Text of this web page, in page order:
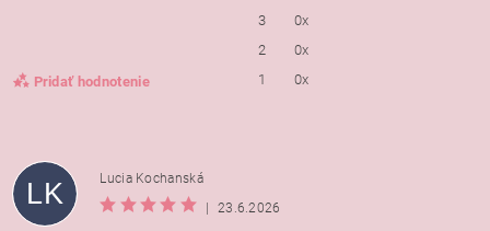
Pridať hodnotenie
3
0x
2
0x
1
0x
LK
Lucia Kochanská
|
23.6.2026